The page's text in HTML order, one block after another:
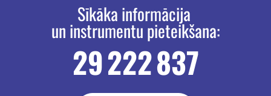
Sīkāka informācija
un instrumentu pieteikšana:
29 222 837